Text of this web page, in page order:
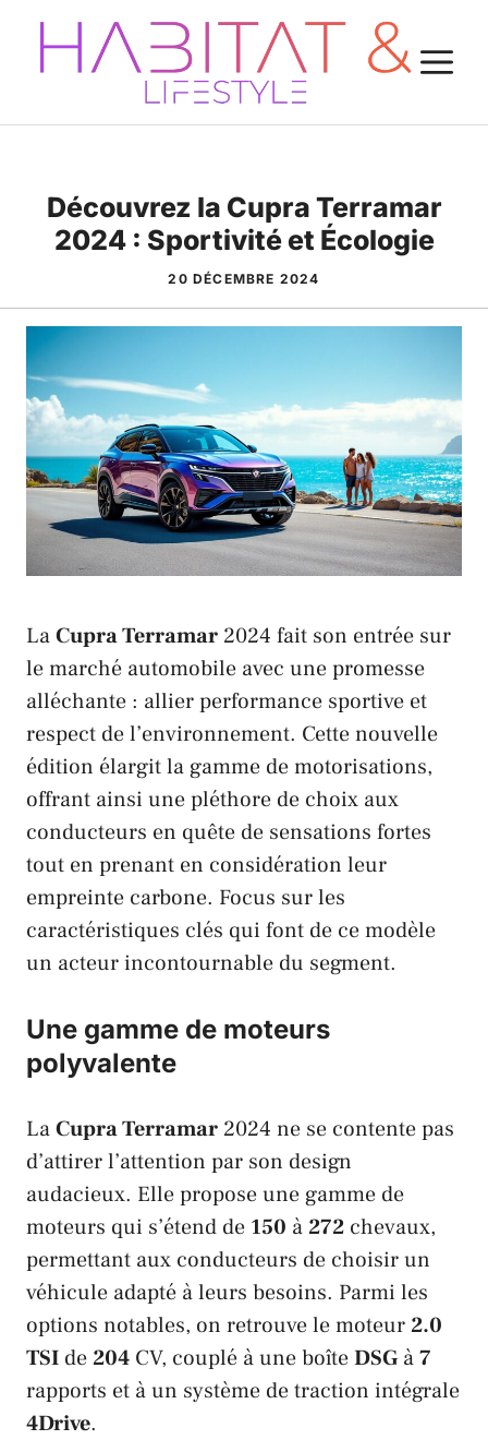
Aller
contenu
Découvrez la Cupra Terramar
2024 : Sportivité et Écologie
20 DÉCEMBRE 2024
LaCupra Terramar 2024 fait son entrée sur
le marché automobile avec une promesse
alléchante : allier performance sportive et
respect de l’environnement. Cette nouvelle
édition élargit la gamme de motorisations,
offrant ainsi une pléthore de choix aux
conducteurs en quête de sensations fortes
tout en prenant en considération leur
empreinte carbone. Focus sur les
caractéristiques clés qui font de ce modèle
un acteur incontournable du segment.
Une gamme de moteurs
polyvalente
LaCupra Terramar 2024 ne se contente pas
d’attirer l’attention par son design
audacieux. Elle propose une gamme de
moteurs qui s’étend de 150 à272 chevaux,
permettant aux conducteurs de choisir un
véhicule adapté à leurs besoins. Parmi les
options notables, on retrouve le moteur2.0
TSI de204 CV, couplé à une boîteDSG à7
rapports et à un système de traction intégrale
4Drive.